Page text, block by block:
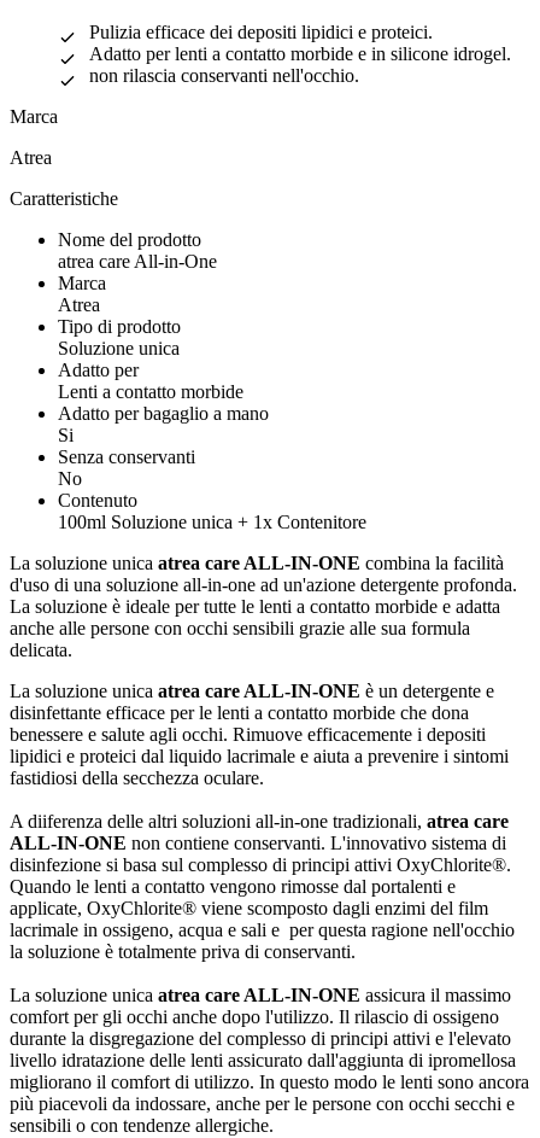
Pulizia efficace dei depositi lipidici e proteici.
Adatto per lenti a contatto morbide e in silicone idrogel.
non rilascia conservanti nell'occhio.
Marca
Atrea
Caratteristiche
Nome del prodotto
atrea care All-in-One
Marca
Atrea
Tipo di prodotto
Soluzione unica
Adatto per
Lenti a contatto morbide
Adatto per bagaglio a mano
Si
Senza conservanti
No
Contenuto
100ml Soluzione unica + 1x Contenitore
La soluzione unica atrea care ALL-IN-ONE combina la facilità
d'uso di una soluzione all-in-one ad un'azione detergente profonda.
La soluzione è ideale per tutte le lenti a contatto morbide e adatta
anche alle persone con occhi sensibili grazie alle sua formula
delicata.
La soluzione unica atrea care ALL-IN-ONE è un detergente e
disinfettante efficace per le lenti a contatto morbide che dona
benessere e salute agli occhi. Rimuove efficacemente i depositi
lipidici e proteici dal liquido lacrimale e aiuta a prevenire i sintomi
fastidiosi della secchezza oculare.
A diiferenza delle altri soluzioni all-in-one tradizionali, atrea care
ALL-IN-ONE non contiene conservanti. L'innovativo sistema di
disinfezione si basa sul complesso di principi attivi OxyChlorite®.
Quando le lenti a contatto vengono rimosse dal portalenti e
applicate, OxyChlorite® viene scomposto dagli enzimi del film
lacrimale in ossigeno, acqua e sali e per questa ragione nell'occhio
la soluzione è totalmente priva di conservanti.
La soluzione unica atrea care ALL-IN-ONE assicura il massimo
comfort per gli occhi anche dopo l'utilizzo. Il rilascio di ossigeno
durante la disgregazione del complesso di principi attivi e l'elevato
livello idratazione delle lenti assicurato dall'aggiunta di ipromellosa
migliorano il comfort di utilizzo. In questo modo le lenti sono ancora
più piacevoli da indossare, anche per le persone con occhi secchi e
sensibili o con tendenze allergiche.